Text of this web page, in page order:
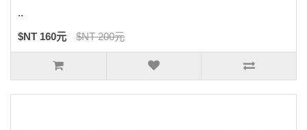
..
$NT 160元 $NT 200元